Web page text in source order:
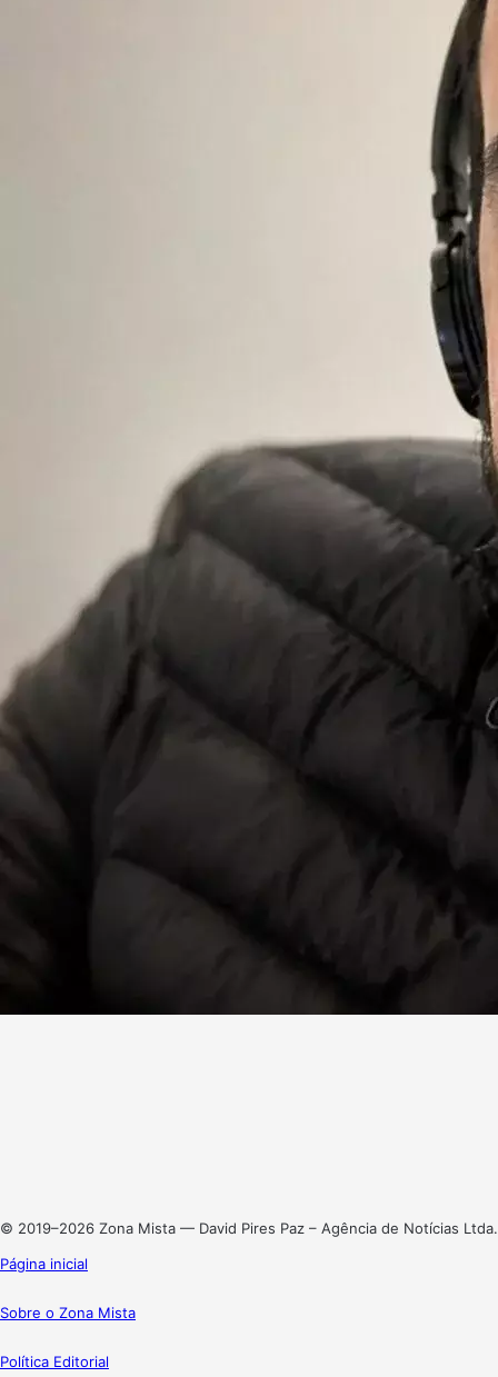
© 2019–2026 Zona Mista — David Pires Paz – Agência de Notícias Ltda.
Página inicial
Sobre o Zona Mista
Política Editorial